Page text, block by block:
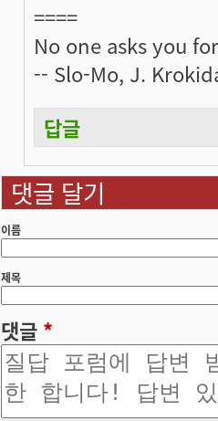
====
No one asks you
-- Slo-Mo, J.
답글
댓글 달기
이름
제목
댓글 *